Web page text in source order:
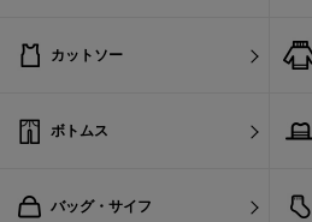
カットソー
ボトムス
バッグ・サイフ